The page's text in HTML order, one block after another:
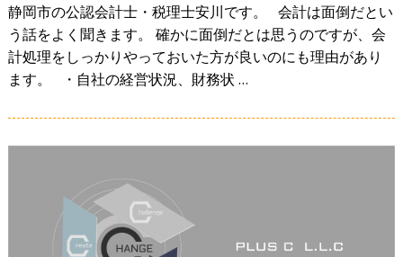
静岡市の公認会計士・税理士安川です。 会計は面倒だとい
う話をよく聞きます。 確かに面倒だとは思うのですが、会
計処理をしっかりやっておいた方が良いのにも理由があり
ます。 ・自社の経営状況、財務状 …